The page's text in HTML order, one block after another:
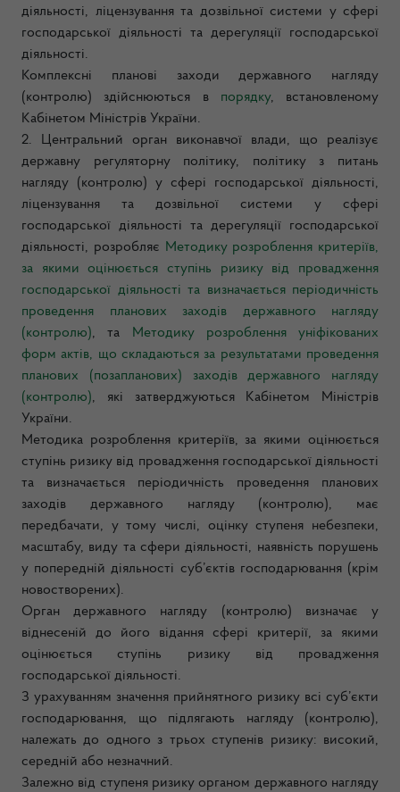
діяльності, ліцензування та дозвільної системи у сфері
господарської діяльності та дерегуляції господарської
діяльності.
Комплексні планові заходи державного нагляду
(контролю) здійснюються в порядку, встановленому
Кабінетом Міністрів України.
2. Центральний орган виконавчої влади, що реалізує
державну регуляторну політику, політику з питань
нагляду (контролю) у сфері господарської діяльності,
ліцензування та дозвільної системи у сфері
господарської діяльності та дерегуляції господарської
діяльності, розробляє Методику розроблення критеріїв,
за якими оцінюється ступінь ризику від провадження
господарської діяльності та визначається періодичність
проведення планових заходів державного нагляду
(контролю), та
Методику розроблення уніфікованих
форм актів, що складаються за результатами проведення
планових (позапланових) заходів державного нагляду
(контролю), які затверджуються Кабінетом Міністрів
України.
Методика розроблення критеріїв, за якими оцінюється
ступінь ризику від провадження господарської діяльності
та визначається періодичність проведення планових
заходів державного нагляду (контролю), має
передбачати, у тому числі, оцінку ступеня небезпеки,
масштабу, виду та сфери діяльності, наявність порушень
у попередній діяльності суб’єктів господарювання (крім
новостворених).
Орган державного нагляду (контролю) визначає у
віднесеній до його відання сфері критерії, за якими
оцінюється ступінь ризику від провадження
господарської діяльності.
З урахуванням значення прийнятного ризику всі суб’єкти
господарювання, що підлягають нагляду (контролю),
належать до одного з трьох ступенів ризику: високий,
середній або незначний.
Залежно від ступеня ризику органом державного нагляду